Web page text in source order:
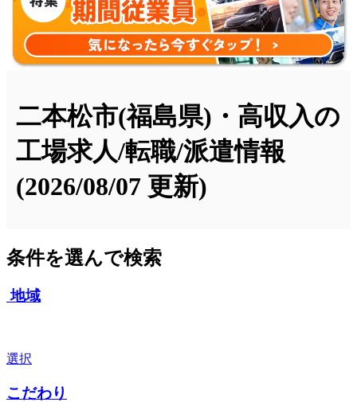
二本松市(福島県)・高収入の
工場求人/転職/派遣情報
(2026/08/07 更新)
条件を選んで検索
地域
選択
こだわり